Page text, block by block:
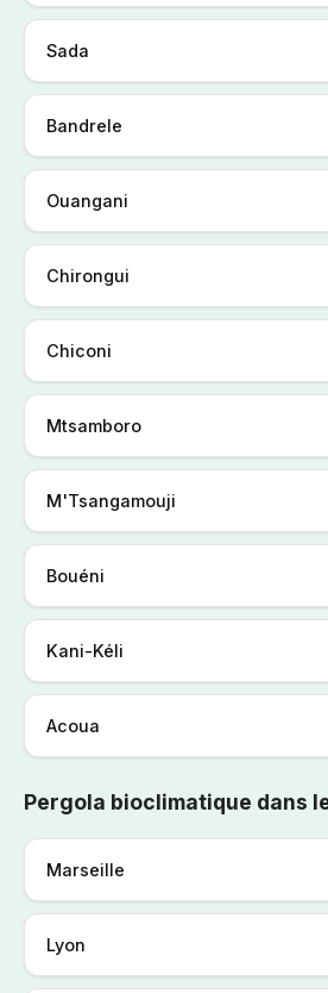
Sada
Bandrele
Ouangani
Chirongui
Chiconi
Mtsamboro
M'Tsangamouji
Bouéni
Kani-Kéli
Acoua
Pergola bioclimatique dans
Marseille
Lyon